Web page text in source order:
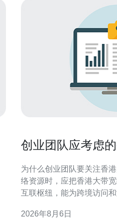
创业团队应考虑
为什么创业团队要关注香港大带宽 创业团
络资源时，应把香港大带
互联枢纽，能为跨境访问
带宽的核心优势 国际互联与低延迟 香港连接多条海底
2026年8月6日